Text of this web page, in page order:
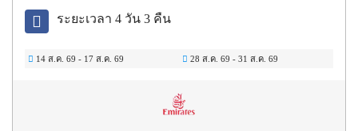
ระยะเวลา 4 วัน 3 คืน
14 ส.ค. 69 - 17 ส.ค. 69 28 ส.ค. 69 - 31 ส.ค. 69